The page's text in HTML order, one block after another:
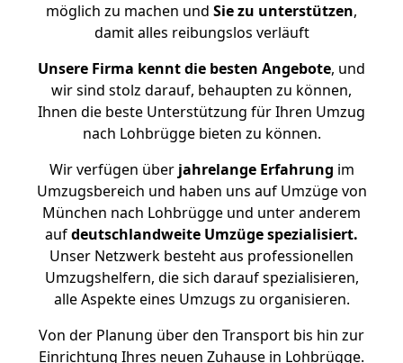
möglich zu machen und Sie zu unterstützen,
damit alles reibungslos verläuft
Unsere Firma kennt die besten Angebote, und
wir sind stolz darauf, behaupten zu können,
Ihnen die beste Unterstützung für Ihren Umzug
nach Lohbrügge bieten zu können.
Wir verfügen überjahrelange Erfahrung im
Umzugsbereich und haben uns auf Umzüge von
München nach Lohbrügge und unter anderem
aufdeutschlandweite Umzüge spezialisiert.
Unser Netzwerk besteht aus professionellen
Umzugshelfern, die sich darauf spezialisieren,
alle Aspekte eines Umzugs zu organisieren.
Von der Planung über den Transport bis hin zur
Einrichtung Ihres neuen Zuhause in Lohbrügge.